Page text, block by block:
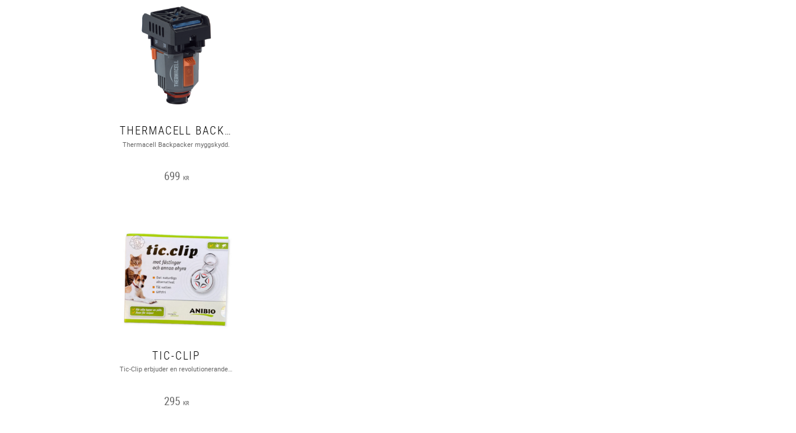
THERMACELL BACKPACKER
Thermacell Backpacker myggskydd.
699 KR
TIC-CLIP
295 KR